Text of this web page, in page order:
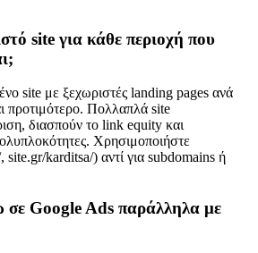
site για κάθε περιοχή που
site με ξεχωριστές landing pages ανά
προτιμότερο. Πολλαπλά site
διασπούν το link equity και
Χρησιμοποιήστε
karditsa/) αντί για subdomains ή
σε Google Ads παράλληλα με